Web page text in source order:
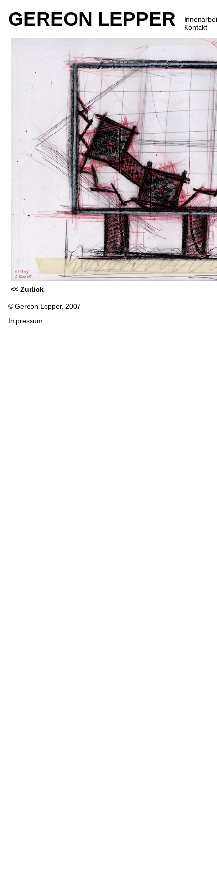
GEREON LEPPER
Kontakt
<< Zurück
© Gereon Lepper, 2007
Impressum